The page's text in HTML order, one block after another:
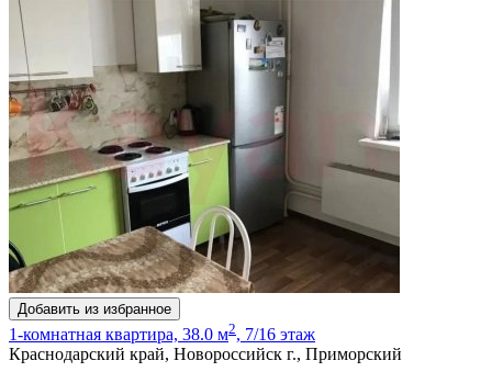
Добавить из избранное
1-комнатная квартира, 38.0 м2, 7/16 этаж
Краснодарский край, Новороссийск г., Приморский